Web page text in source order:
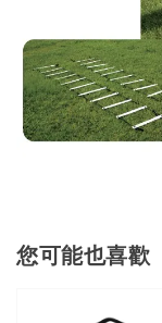
您可能也喜歡